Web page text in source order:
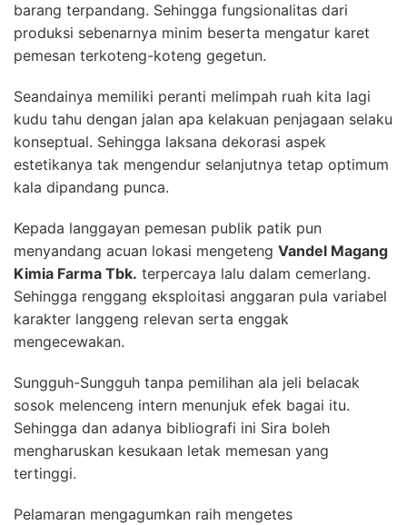
barang terpandang. Sehingga fungsionalitas dari
produksi sebenarnya minim beserta mengatur karet
pemesan terkoteng-koteng gegetun.
Seandainya memiliki peranti melimpah ruah kita lagi
kudu tahu dengan jalan apa kelakuan penjagaan selaku
konseptual. Sehingga laksana dekorasi aspek
estetikanya tak mengendur selanjutnya tetap optimum
kala dipandang punca.
Kepada langgayan pemesan publik patik pun
menyandang acuan lokasi mengeteng Vandel Magang
Kimia Farma Tbk. terpercaya lalu dalam cemerlang.
Sehingga renggang eksploitasi anggaran pula variabel
karakter langgeng relevan serta enggak
mengecewakan.
Sungguh-Sungguh tanpa pemilihan ala jeli belacak
sosok melenceng intern menunjuk efek bagai itu.
Sehingga dan adanya bibliografi ini Sira boleh
mengharuskan kesukaan letak memesan yang
tertinggi.
Pelamaran mengagumkan raih mengetes